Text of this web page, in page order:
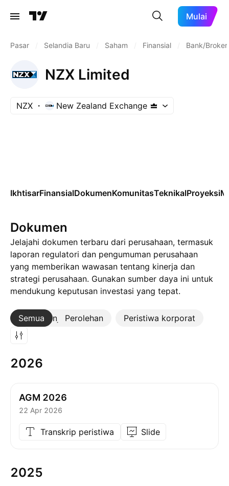
Mulai
Pasar Selandia Baru Saham Finansial Bank/
NZX Limited
NZX New Zealand Exchange
IkhtisarFinansialDokumenKomunitasTeknikalProyeksi
Dokumen
Jelajahi dokumen terbaru dari perusahaan, termasuk
laporan regulatori dan pengumuman perusahaan
yang memberikan wawasan tentang kinerja dan
strategi perusahaan. Gunakan sumber daya ini untuk
mendukung keputusan investasi yang tepat.
Semua Perolehan Peristiwa korporat
Lebih lanjut
2026
AGM 2026
22 Apr 2026
Transkrip peristiwa Slide
2025